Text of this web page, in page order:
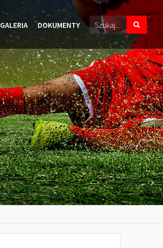
GALERIA DOKUMENTY